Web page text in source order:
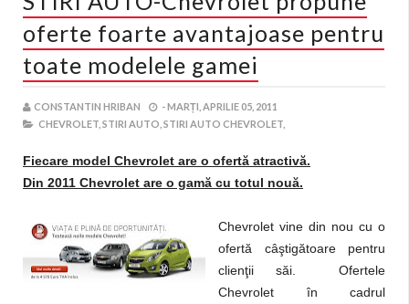
oferte foarte avantajoase pentru
toate modelele gamei
CONSTANTIN HRIBAN -MARȚI, APRILIE 05, 2011
CHEVROLET, STIRI AUTO, STIRI AUTO CHEVROLET,
Fiecare model Chevrolet are o ofertă atractivă.
Din 2011 Chevrolet are o gamă cu totul nouă.
Chevrolet vine din nou cu o
ofertă câştigătoare pentru
clienţii săi. Ofertele
Chevrolet în cadrul